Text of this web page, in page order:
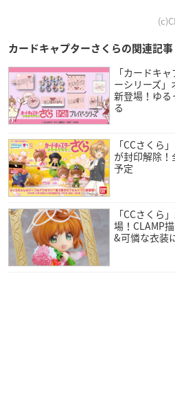
・プラカード1枚（全25種）
①さくらカード：8種
②ストーリーカード：13種
③SPカード：4種
・ウエハース（焼菓子）1枚
※食玩等はコンビニ流通と、当店を
店流通でメーカー出荷日が異なり
ビニ店頭に早く並ぶ事もあります
※種類数は、生産商品全体での総
にはランダムで封入されますので、
めに必要な購入数は異なります。
カードキャプターさくらの関連記事
「カードキ
ーシリーズ
新登場！ゆ
る
「CCさくら
が封印解除
予定
「CCさくら
場！CLAMP
&可憐な衣装